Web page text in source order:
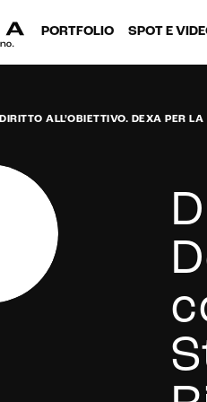
PORTFOLIO SPOT E
DIRITTO ALL’OBIETTIVO. DEXA PER